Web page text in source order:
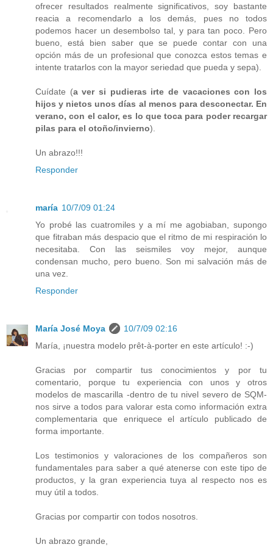
ofrecer resultados realmente significativos, soy bastante
reacia a recomendarlo a los demás, pues no todos
podemos hacer un desembolso tal, y para tan poco. Pero
bueno, está bien saber que se puede contar con una
opción más de un profesional que conozca estos temas e
intente tratarlos con la mayor seriedad que pueda y sepa).
Cuídate (a ver si pudieras irte de vacaciones con los
hijos y nietos unos días al menos para desconectar. En
verano, con el calor, es lo que toca para poder recargar
pilas para el otoño/invierno).
Un abrazo!!!
Responder
maría 10/7/09 01:24
Yo probé las cuatromiles y a mí me agobiaban, supongo
que fitraban más despacio que el ritmo de mi respiración lo
necesitaba. Con las seismiles voy mejor, aunque
condensan mucho, pero bueno. Son mi salvación más de
una vez.
Responder
María José Moya
10/7/09 02:16
María, ¡nuestra modelo prêt-à-porter en este artículo! :-)
Gracias por compartir tus conocimientos y por tu
comentario, porque tu experiencia con unos y otros
modelos de mascarilla -dentro de tu nivel severo de SQM-
nos sirve a todos para valorar esta como información extra
complementaria que enriquece el artículo publicado de
forma importante.
Los testimonios y valoraciones de los compañeros son
fundamentales para saber a qué atenerse con este tipo de
productos, y la gran experiencia tuya al respecto nos es
muy útil a todos.
Gracias por compartir con todos nosotros.
Un abrazo grande,